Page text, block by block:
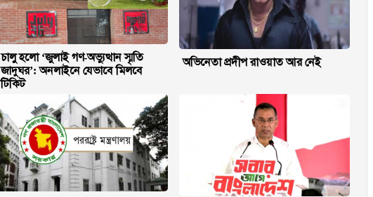
চালু হলো ‘জুলাই গণ-অভ্যুত্থান স্মৃতি
জাদুঘর’: অনলাইনে যেভাবে মিলবে
টিকিট
অভিনেতা প্রদীপ রাওয়াত আর নেই